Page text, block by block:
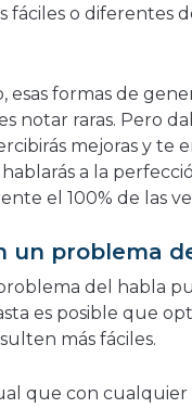
fáciles o diferentes
esas formas de
notar raras. Pero
mejoras y te
hablarás a la
el 100% de las
un problema
del habla
es posible que
más fáciles.
que con